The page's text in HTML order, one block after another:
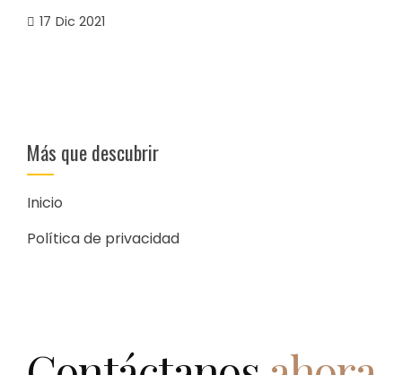
17 Dic 2021
Más que descubrir
Inicio
Política de privacidad